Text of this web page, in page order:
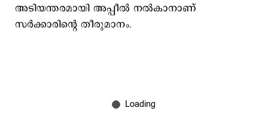
അടിയന്തരമായി അപ്പീൽ നൽകാനാണ്
സർ‌ക്കാരിന്റെ തീരുമാനം.